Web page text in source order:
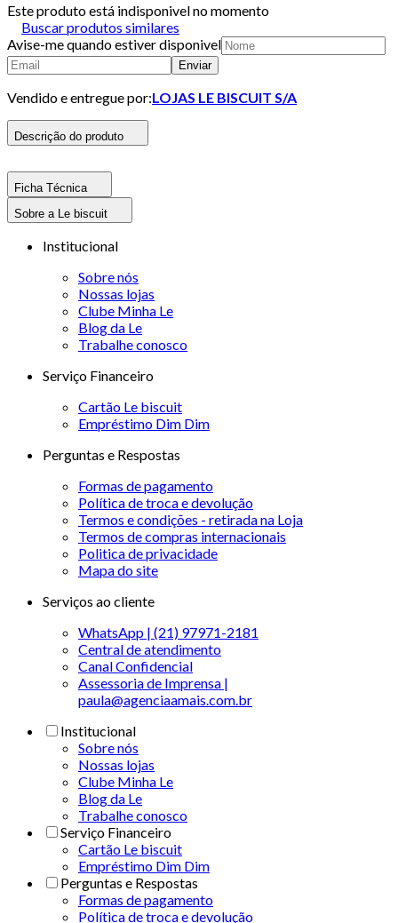
Este produto está indisponivel no momento
Buscar produtos similares
Avise-me quando estiver disponivel
Enviar
Vendido e entregue por:LOJAS LE BISCUIT S/A
Descrição do produto
Ficha Técnica
Sobre a Le biscuit
Institucional
Sobre nós
Nossas lojas
Clube Minha Le
Blog da Le
Trabalhe conosco
Serviço Financeiro
Cartão Le biscuit
Empréstimo Dim Dim
Perguntas e Respostas
Formas de pagamento
Política de troca e devolução
Termos e condições - retirada na Loja
Termos de compras internacionais
Politica de privacidade
Mapa do site
Serviços ao cliente
WhatsApp | (21) 97971-2181
Central de atendimento
Canal Confidencial
Assessoria de Imprensa |
paula@agenciaamais.com.br
Institucional
Sobre nós
Nossas lojas
Clube Minha Le
Blog da Le
Trabalhe conosco
Serviço Financeiro
Cartão Le biscuit
Empréstimo Dim Dim
Perguntas e Respostas
Formas de pagamento
Política de troca e devolução